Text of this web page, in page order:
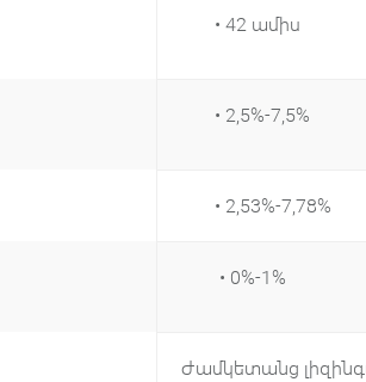
• 42 ամիս
• 2,5%-7,5%
• 2,53%-7,78%
• 0%-1%
Ժամկետանց